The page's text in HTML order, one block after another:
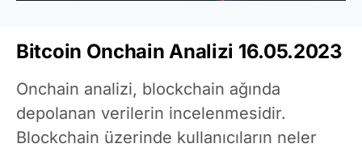
Bitcoin Onchain Analizi 16.05.2023
Onchain analizi, blockchain ağında
depolanan verilerin incelenmesidir.
Blockchain üzerinde kullanıcıların neler